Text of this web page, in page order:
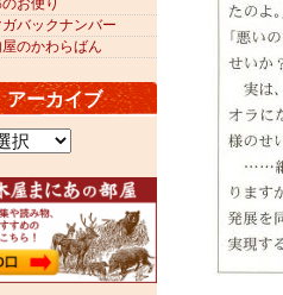
お便り
ガバックナンバー
のかわらばん
アーカイブ